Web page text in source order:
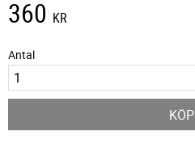
360 KR
Antal
KÖP